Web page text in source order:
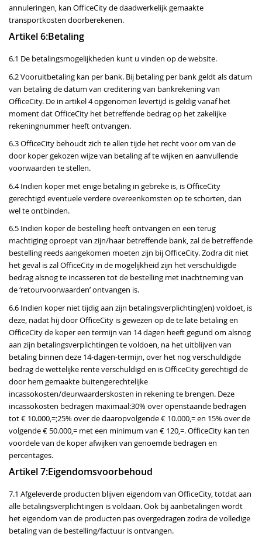
annuleringen, kan OfficeCity de daadwerkelijk gemaakte
transportkosten doorberekenen.
Artikel 6:Betaling
6.1 De betalingsmogelijkheden kunt u vinden op de website.
6.2 Vooruitbetaling kan per bank. Bij betaling per bank geldt als datum
van betaling de datum van creditering van bankrekening van
OfficeCity. De in artikel 4 opgenomen levertijd is geldig vanaf het
moment dat OfficeCity het betreffende bedrag op het zakelijke
rekeningnummer heeft ontvangen.
6.3 OfficeCity behoudt zich te allen tijde het recht voor om van de
door koper gekozen wijze van betaling af te wijken en aanvullende
voorwaarden te stellen.
6.4 Indien koper met enige betaling in gebreke is, is OfficeCity
gerechtigd eventuele verdere overeenkomsten op te schorten, dan
wel te ontbinden.
6.5 Indien koper de bestelling heeft ontvangen en een terug
machtiging oproept van zijn/haar betreffende bank, zal de betreffende
bestelling reeds aangekomen moeten zijn bij OfficeCity. Zodra dit niet
het geval is zal OfficeCity in de mogelijkheid zijn het verschuldigde
bedrag alsnog te incasseren tot de bestelling met inachtneming van
de ‘retourvoorwaarden’ ontvangen is.
6.6 Indien koper niet tijdig aan zijn betalingsverplichting(en) voldoet, is
deze, nadat hij door OfficeCity is gewezen op de te late betaling en
OfficeCity de koper een termijn van 14 dagen heeft gegund om alsnog
aan zijn betalingsverplichtingen te voldoen, na het uitblijven van
betaling binnen deze 14-dagen-termijn, over het nog verschuldigde
bedrag de wettelijke rente verschuldigd en is OfficeCity gerechtigd de
door hem gemaakte buitengerechtelijke
incassokosten/deurwaarderskosten in rekening te brengen. Deze
incassokosten bedragen maximaal:30% over openstaande bedragen
tot € 10.000,=;25% over de daaropvolgende € 10.000,= en 15% over de
volgende € 50.000,= met een minimum van € 120,=. OfficeCity kan ten
voordele van de koper afwijken van genoemde bedragen en
percentages.
Artikel 7:Eigendomsvoorbehoud
7.1 Afgeleverde producten blijven eigendom van OfficeCity, totdat aan
alle betalingsverplichtingen is voldaan. Ook bij aanbetalingen wordt
het eigendom van de producten pas overgedragen zodra de volledige
betaling van de bestelling/factuur is ontvangen.